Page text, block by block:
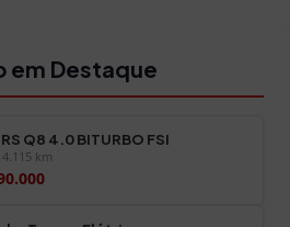
em Destaque
Q8 4.0 BITURBO FSI
4.115 km